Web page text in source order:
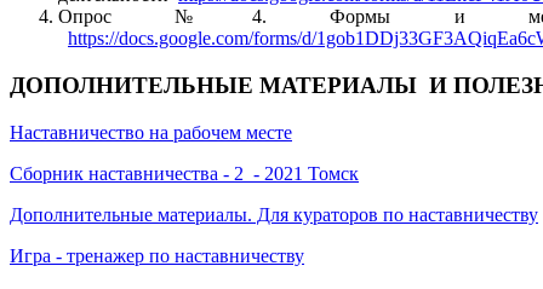
Опрос №4. Формы и
https://docs.google.com/forms/d/
ДОПОЛНИТЕЛЬНЫЕ МАТЕРИАЛЫ И
Наставничество на рабочем месте
Сборник наставничества - 2 - 2021 Томск
Дополнительные материалы. Для кураторов по наставничеству
Игра - тренажер по наставничеству